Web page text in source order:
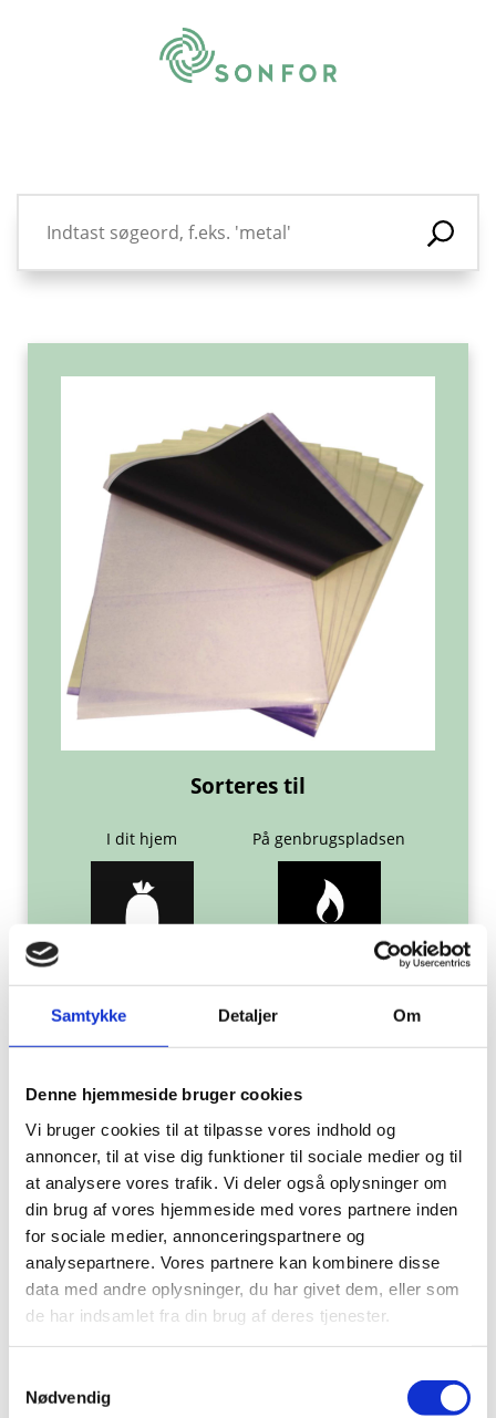
Samtykke Detaljer Om
Denne hjemmeside bruger cookies
Vi bruger cookies til at tilpasse vores indhold og
annoncer, til at vise dig funktioner til sociale medier og til
at analysere vores trafik. Vi deler også oplysninger om
din brug af vores hjemmeside med vores partnere inden
for sociale medier, annonceringspartnere og
analysepartnere. Vores partnere kan kombinere disse
data med andre oplysninger, du har givet dem, eller som
de har indsamlet fra din brug af deres tjenester.
Nødvendig
Tilbage
Gennemslagspapir
Hvor skal det hen?
Selvom det er en slags papir, kan gennemslagspapir
ikke bruges igen. Derfor skal du komme
gennemslagspapiret i din beholder til Restaffald
eller aflevere det på genbrugspladsen i containeren
til Rest efter sortering.
Sorteres til
I dit hjem På genbrugspladsen